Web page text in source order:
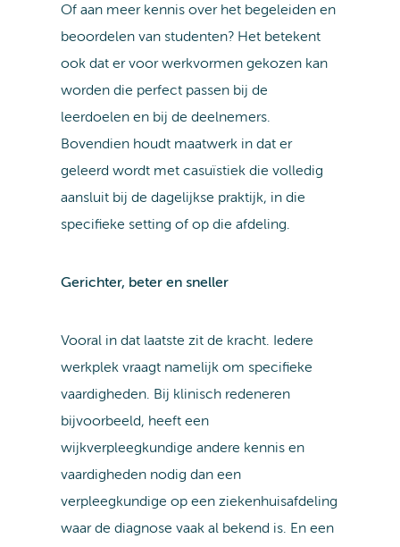
Of aan meer kennis over het begeleiden en
beoordelen van studenten? Het betekent
ook dat er voor werkvormen gekozen kan
worden die perfect passen bij de
leerdoelen en bij de deelnemers.
Bovendien houdt maatwerk in dat er
geleerd wordt met casuïstiek die volledig
aansluit bij de dagelijkse praktijk, in die
specifieke setting of op die afdeling.
Gerichter, beter en sneller
Vooral in dat laatste zit de kracht. Iedere
werkplek vraagt namelijk om specifieke
vaardigheden. Bij klinisch redeneren
bijvoorbeeld, heeft een
wijkverpleegkundige andere kennis en
vaardigheden nodig dan een
verpleegkundige op een ziekenhuisafdeling
waar de diagnose vaak al bekend is. En een